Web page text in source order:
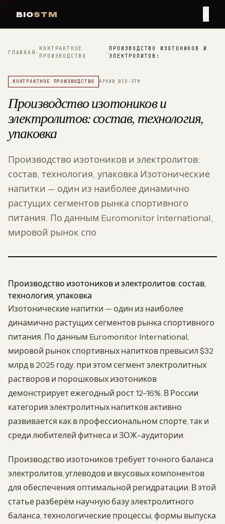
BIOSTM
ГЛАВНАЯ—
КОНТРАКТНОЕ
ПРОИЗВОДСТВО
—
ПРОИЗВОДСТВО ИЗОТОНИКОВ И
ЭЛЕКТРОЛИТОВ:
КОНТРАКТНОЕ ПРОИЗВОДСТВО АРХИВ BIO-STM
Производство изотоников и
электролитов: состав, технология,
упаковка
Производство изотоников и электролитов:
состав, технология, упаковка Изотонические
напитки — один из наиболее динамично
растущих сегментов рынка спортивного
питания. По данным Euromonitor International,
мировой рынок спо
Производство изотоников и электролитов: состав,
технология, упаковка
Изотонические напитки — один из наиболее
динамично растущих сегментов рынка спортивного
питания. По данным Euromonitor International,
мировой рынок спортивных напитков превысил $32
млрд в 2025 году, при этом сегмент электролитных
растворов и порошковых изотоников
демонстрирует ежегодный рост 12–16%. В России
категория электролитных напитков активно
развивается как в профессиональном спорте, так и
среди любителей фитнеса и ЗОЖ-аудитории.
Производство изотоников требует точного баланса
электролитов, углеводов и вкусовых компонентов
для обеспечения оптимальной регидратации. В этой
статье разберём научную базу электролитного
баланса, технологические процессы, формы выпуска